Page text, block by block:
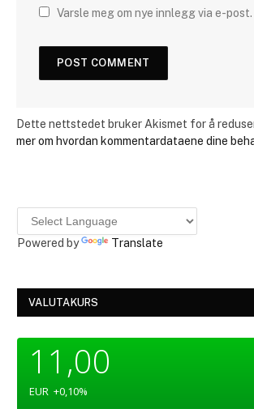
Varsle meg om nye innlegg via e-post.
Dette nettstedet bruker Akismet for å
mer om hvordan kommentardataene dine
Powered by Translate
VALUTAKURS
11,00
EUR +0,10%